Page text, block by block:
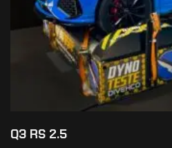
Q3 RS 2.5